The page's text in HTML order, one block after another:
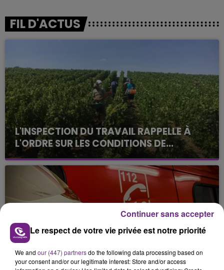
FIL D'ACTUS
L'INSPECTION DU TRAVAIL RAPPELLE À
L'ORDRE SUR LES CONDITIONS DE...
Alors que les dates de début des vendange 2026
s'est avéré être plus précoce que prévu,
l'inspection du Travail en profite pour rappeler
les conditions de...
UN FEU DE REMORQUE BLOQUE LA
Le respect de votre vie privée est notre priorité
We and our (447) partnersdo the following data processing based on
your consent and/or our legitimate interest: Store and/or access
Continuer sans accepter